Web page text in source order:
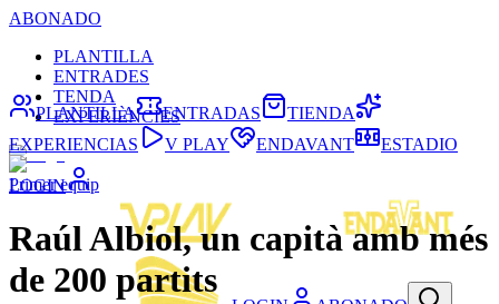
ABONADO
PLANTILLA
ENTRADES
TENDA
EXPERIÈNCIES
LOGIN
PLANTILLA ENTRADAS
TIENDA
EXPERIENCIAS
V PLAY ENDAVANT ESTADIO
Primer equip
Raúl Albiol, un capità amb més
de 200 partits